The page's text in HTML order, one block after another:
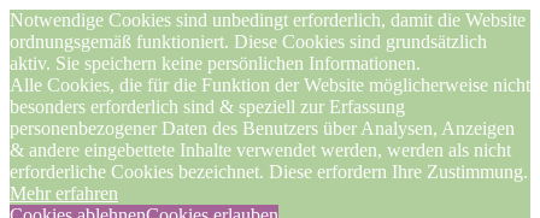
Notwendige Cookies sind unbedingt erforderlich, damit die Website
ordnungsgemäß funktioniert. Diese Cookies sind grundsätzlich
aktiv. Sie speichern keine persönlichen Informationen.
Alle Cookies, die für die Funktion der Website möglicherweise nicht
besonders erforderlich sind & speziell zur Erfassung
personenbezogener Daten des Benutzers über Analysen, Anzeigen
& andere eingebettete Inhalte verwendet werden, werden als nicht
erforderliche Cookies bezeichnet. Diese erfordern Ihre Zustimmung.
Mehr erfahren